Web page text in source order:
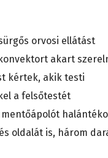
orvosi ellátást
akart
kértek, akik testi
a felsőtestét
oldalát is, három